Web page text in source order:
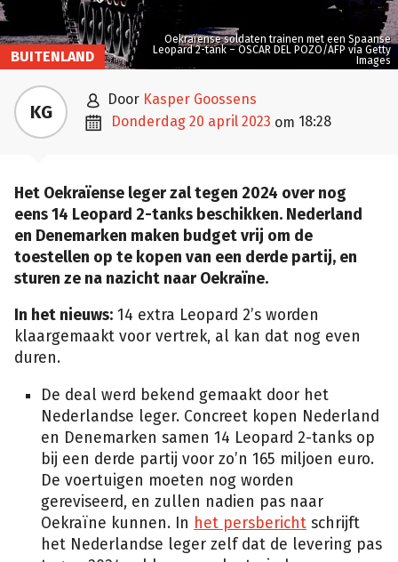
Oekraïense soldaten trainen met een Spaanse
Leopard 2-tank – OSCAR DEL POZO/AFP via Getty
Images
BUITENLAND
KG  door Kasper Goossens
 donderdag 20 april 2023 om 18:28
Het Oekraïense leger zal tegen 2024 over nog
eens 14 Leopard 2-tanks beschikken. Nederland
en Denemarken maken budget vrij om de
toestellen op te kopen van een derde partij, en
sturen ze na nazicht naar Oekraïne.
In het nieuws: 14 extra Leopard 2’s worden
klaargemaakt voor vertrek, al kan dat nog even
duren.
De deal werd bekend gemaakt door het
Nederlandse leger. Concreet kopen Nederland
en Denemarken samen 14 Leopard 2-tanks op
bij een derde partij voor zo’n 165 miljoen euro.
De voertuigen moeten nog worden
gereviseerd, en zullen nadien pas naar
Oekraïne kunnen. In het persbericht schrijft
het Nederlandse leger zelf dat de levering pas